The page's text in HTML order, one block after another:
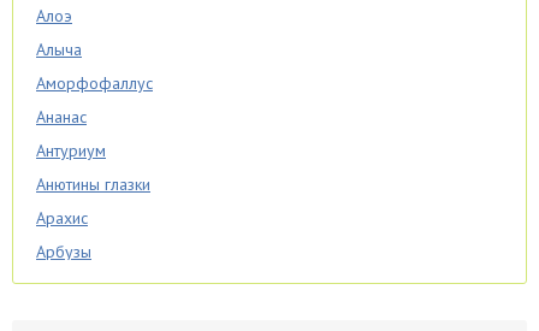
Алоэ
Алыча
Аморфофаллус
Ананас
Антуриум
Анютины глазки
Арахис
Арбузы
Аспарагус